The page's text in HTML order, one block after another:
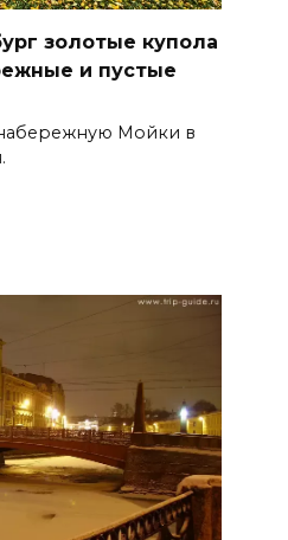
золотые купола
и пустые
Мойки в